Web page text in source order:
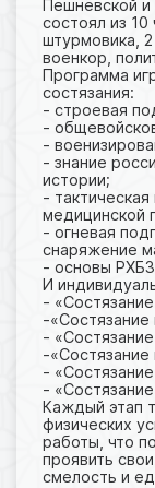
Пешнёвской
состоял из
штурмовика,
военкор,
Программа
состязания:
- строевая
-
-
- знание
истории;
-
медицинской
- огневая
снаряжение
- основы
И
-
-«Состязание
-
-«Состязание
-
-
Каждый этап
физических
работы, что
проявить
смелость и